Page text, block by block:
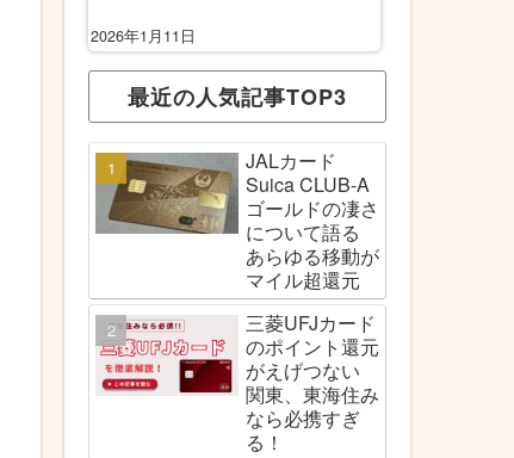
2026年1月11日
最近の人気記事TOP3
JALカード
Suica CLUB-A
ゴールドの凄さ
について語る
あらゆる移動が
マイル超還元
三菱UFJカード
のポイント還元
がえげつない
関東、東海住み
なら必携すぎ
る！